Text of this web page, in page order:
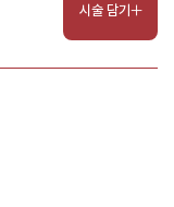
시술 담기